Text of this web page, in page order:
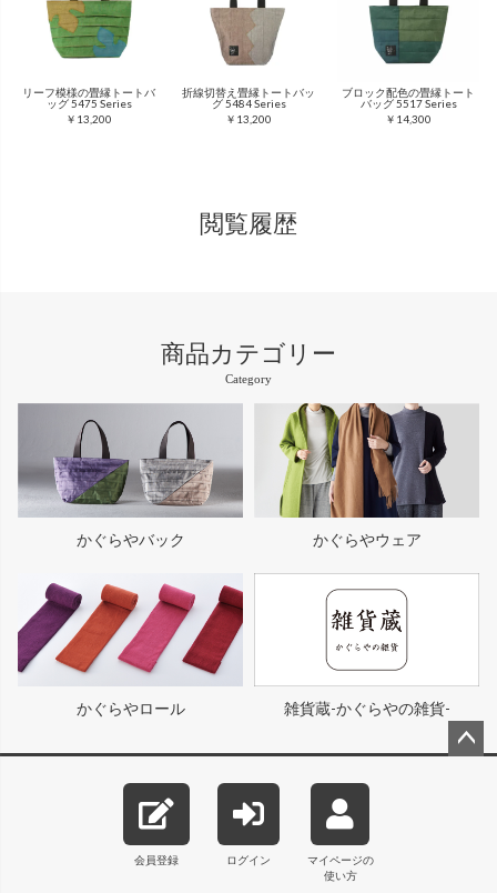
リーフ模様の畳縁トートバ
ッグ 5475 Series
￥13,200
折線切替え畳縁トートバッ
グ 5484 Series
￥13,200
ブロック配色の畳縁トート
バッグ 5517 Series
￥14,300
閲覧履歴
商品カテゴリー
Category
かぐらやバック かぐらやウェア
かぐらやロール 雑貨蔵-かぐらやの雑貨-
会員登録 ログイン
マイページの
使い方